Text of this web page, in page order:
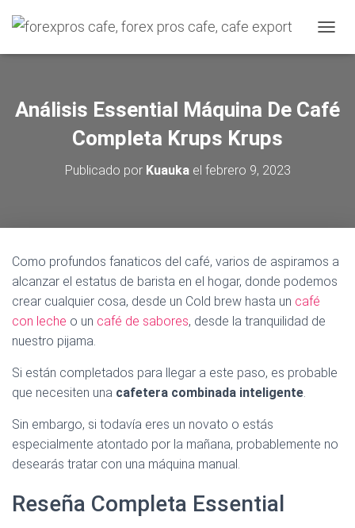
A
I
A
V
E
N
Análisis Essential Máquina De Café
Completa Krups Krups
Publicado por Kuaukael febrero 9, 2023
Como profundos fanaticos del café, varios de aspiramos a
alcanzar el estatus de barista en el hogar, donde podemos
crear cualquier cosa, desde un Cold brew hasta un café
con leche o un café de sabores, desde la tranquilidad de
nuestro pijama.
Si están completados para llegar a este paso, es probable
que necesiten una cafetera combinada inteligente.
Sin embargo, si todavía eres un novato o estás
especialmente atontado por la mañana, probablemente no
desearás tratar con una máquina manual.
Reseña Completa Essential